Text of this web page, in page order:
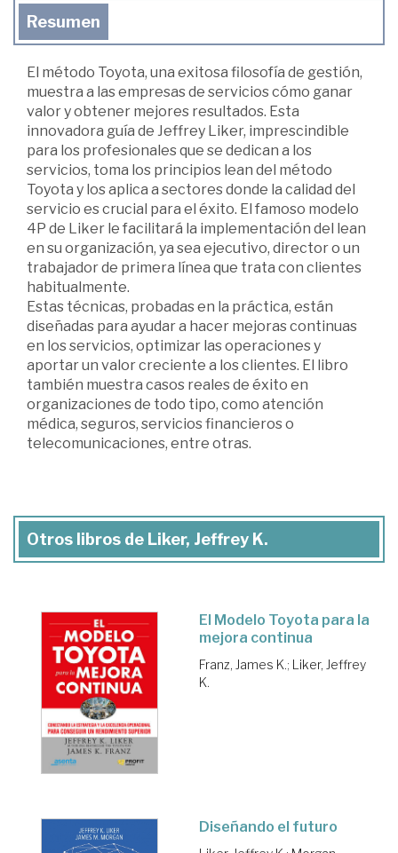
Resumen
El método Toyota, una exitosa filosofía de gestión,
muestra a las empresas de servicios cómo ganar
valor y obtener mejores resultados. Esta
innovadora guía de Jeffrey Liker, imprescindible
para los profesionales que se dedican a los
servicios, toma los principios lean del método
Toyota y los aplica a sectores donde la calidad del
servicio es crucial para el éxito. El famoso modelo
4P de Liker le facilitará la implementación del lean
en su organización, ya sea ejecutivo, director o un
trabajador de primera línea que trata con clientes
habitualmente.
Estas técnicas, probadas en la práctica, están
diseñadas para ayudar a hacer mejoras continuas
en los servicios, optimizar las operaciones y
aportar un valor creciente a los clientes. El libro
también muestra casos reales de éxito en
organizaciones de todo tipo, como atención
médica, seguros, servicios financieros o
telecomunicaciones, entre otras.
Otros libros de Liker, Jeffrey K.
El Modelo Toyota para la
mejora continua
Franz, James K.; Liker, Jeffrey
K.
Diseñando el futuro